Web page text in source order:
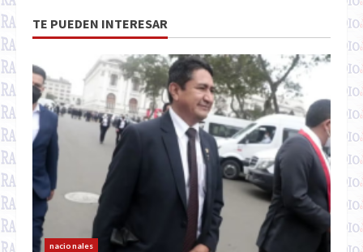
TE PUEDEN INTERESAR
nacionales